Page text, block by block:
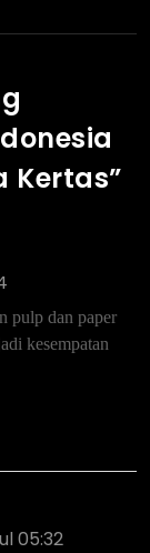
Kertas”
pulp dan paper
kesempatan
05:32